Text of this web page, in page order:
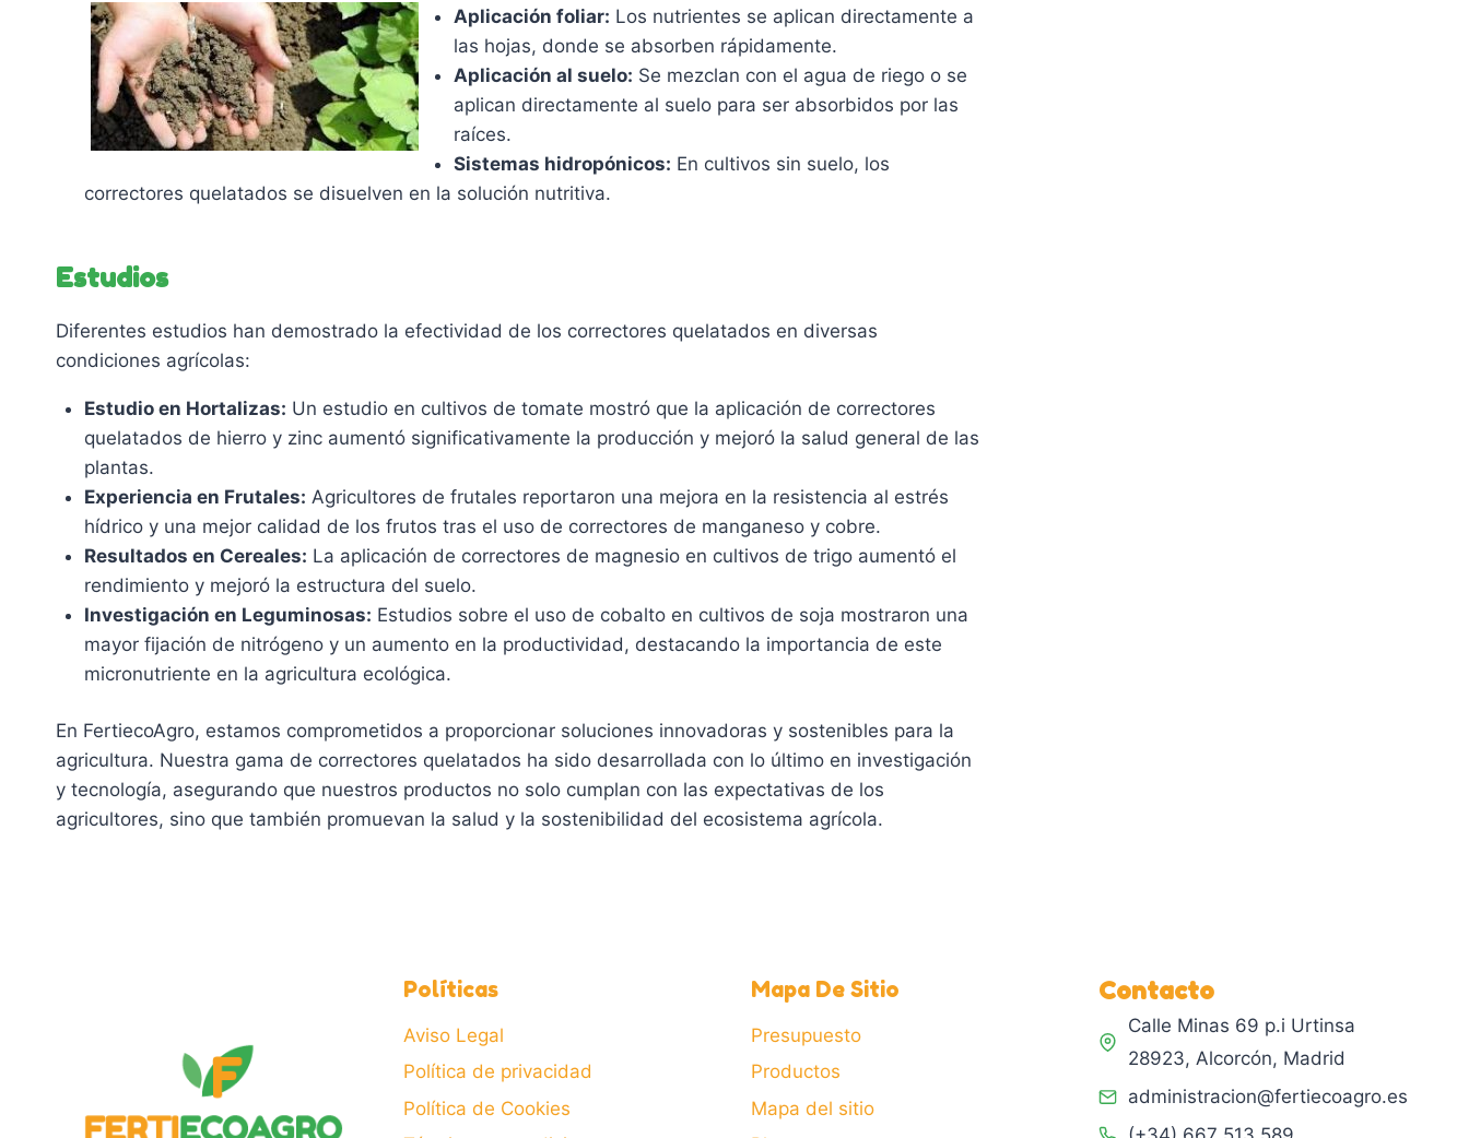
Aplicación foliar: Los nutrientes se aplican directamente a
las hojas, donde se absorben rápidamente.
Aplicación al suelo: Se mezclan con el agua de riego o se
aplican directamente al suelo para ser absorbidos por las
raíces.
Sistemas hidropónicos: En cultivos sin suelo, los
correctores quelatados se disuelven en la solución nutritiva.
Estudios
Diferentes estudios han demostrado la efectividad de los correctores quelatados en diversas
condiciones agrícolas:
Estudio en Hortalizas: Un estudio en cultivos de tomate mostró que la aplicación de correctores
quelatados de hierro y zinc aumentó significativamente la producción y mejoró la salud general de las
plantas.
Experiencia en Frutales: Agricultores de frutales reportaron una mejora en la resistencia al estrés
hídrico y una mejor calidad de los frutos tras el uso de correctores de manganeso y cobre.
Resultados en Cereales: La aplicación de correctores de magnesio en cultivos de trigo aumentó el
rendimiento y mejoró la estructura del suelo.
Investigación en Leguminosas: Estudios sobre el uso de cobalto en cultivos de soja mostraron una
mayor fijación de nitrógeno y un aumento en la productividad, destacando la importancia de este
micronutriente en la agricultura ecológica.
En FertiecoAgro, estamos comprometidos a proporcionar soluciones innovadoras y sostenibles para la
agricultura. Nuestra gama de correctores quelatados ha sido desarrollada con lo último en investigación
y tecnología, asegurando que nuestros productos no solo cumplan con las expectativas de los
agricultores, sino que también promuevan la salud y la sostenibilidad del ecosistema agrícola.
Políticas
Aviso Legal
Política de privacidad
Política de Cookies
Mapa De Sitio
Presupuesto
Productos
Mapa del sitio
Contacto
Calle Minas 69 p.i Urtinsa
28923, Alcorcón, Madrid
administracion@fertiecoagro.es